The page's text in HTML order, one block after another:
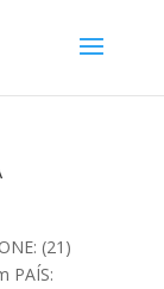
(21)
PAÍS: